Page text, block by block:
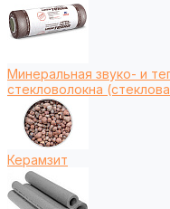
Минеральная звуко- и
стекловолокна
Керамзит